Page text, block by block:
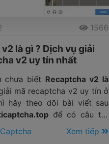
1566
là gì ? Dịch vụ giải
v2 uy tín nhất
chưa biết Recaptcha v2 là
mã recaptcha v2 uy tín ở
hãy theo dõi bài viết sau
để có câu trả
Xem tiếp